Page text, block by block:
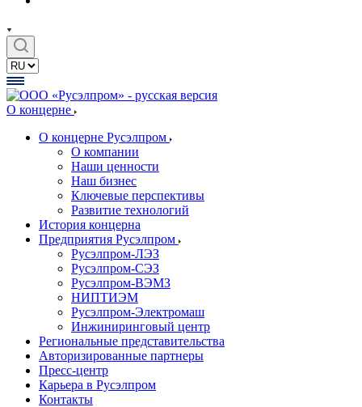
О концерне
О концерне Русэлпром
О компании
Наши ценности
Наш бизнес
Ключевые перспективы
Развитие технологий
История концерна
Предприятия Русэлпром
Русэлпром-ЛЭЗ
Русэлпром-СЭЗ
Русэлпром-ВЭМЗ
НИПТИЭМ
Русэлпром-Электромаш
Инжиниринговый центр
Региональные представительства
Авторизированные партнеры
Пресс-центр
Карьера в Русэлпром
Контакты